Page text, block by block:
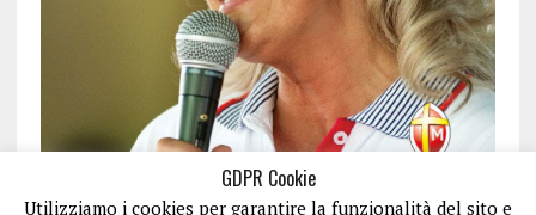
GDPR Cookie
Utilizziamo i cookies per garantire la funzionalità del sito e